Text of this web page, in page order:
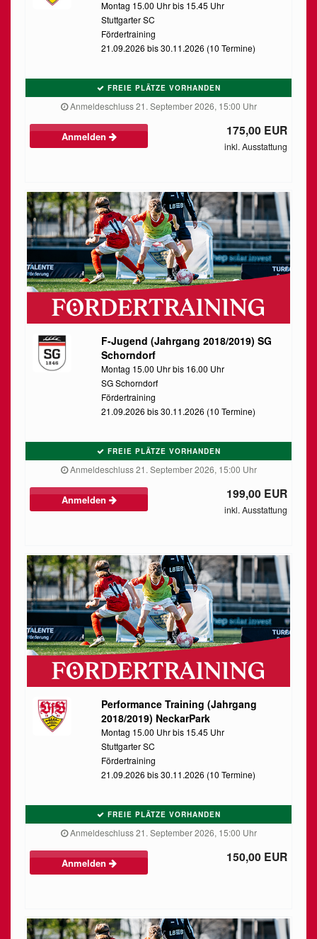
Montag 15.00 Uhr bis 15.45 Uhr
Stuttgarter SC
Fördertraining
21.09.2026 bis 30.11.2026 (10 Termine)
FREIE PLÄTZE VORHANDEN
Anmeldeschluss 21. September 2026, 15:00 Uhr
Anmelden 175,00 EUR
inkl. Ausstattung
F-Jugend (Jahrgang 2018/2019) SG
Schorndorf
Montag 15.00 Uhr bis 16.00 Uhr
SG Schorndorf
Fördertraining
21.09.2026 bis 30.11.2026 (10 Termine)
FREIE PLÄTZE VORHANDEN
Anmeldeschluss 21. September 2026, 15:00 Uhr
Anmelden 199,00 EUR
inkl. Ausstattung
Performance Training (Jahrgang
2018/2019) NeckarPark
Montag 15.00 Uhr bis 15.45 Uhr
Stuttgarter SC
Fördertraining
21.09.2026 bis 30.11.2026 (10 Termine)
FREIE PLÄTZE VORHANDEN
Anmeldeschluss 21. September 2026, 15:00 Uhr
Anmelden 150,00 EUR